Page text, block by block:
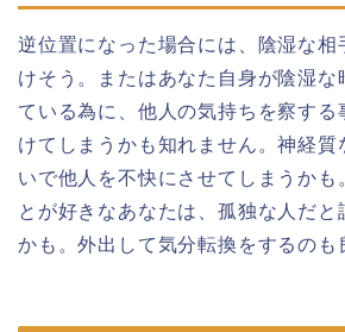
逆位置になった場合には、陰湿な相
けそう。またはあなた自身が陰湿な
ている為に、他人の気持ちを察する
けてしまうかも知れません。神経質
いで他人を不快にさせてしまうかも
とが好きなあなたは、孤独な人だと
かも。外出して気分転換をするのも